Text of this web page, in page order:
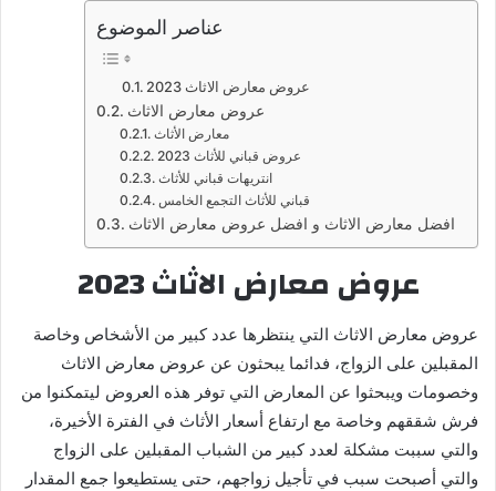
عناصر الموضوع
عروض معارض الاثاث 2023
عروض معارض الاثاث
معارض الأثاث
عروض قباني للأثاث 2023
انتريهات قباني للأثاث
قباني للأثاث التجمع الخامس
افضل معارض الاثاث و افضل عروض معارض الاثاث
عروض معارض الاثاث 2023
عروض معارض الاثاث التي ينتظرها عدد كبير من الأشخاص وخاصة
المقبلين على الزواج، فدائما يبحثون عن عروض معارض الاثاث
وخصومات ويبحثوا عن المعارض التي توفر هذه العروض ليتمكنوا من
فرش شققهم وخاصة مع ارتفاع أسعار الأثاث في الفترة الأخيرة،
والتي سببت مشكلة لعدد كبير من الشباب المقبلين على الزواج
والتي أصبحت سبب في تأجيل زواجهم، حتى يستطيعوا جمع المقدار